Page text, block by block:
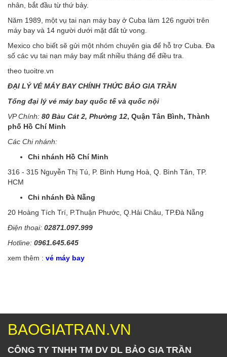
nhân, bắt đầu từ thứ bảy.
Năm 1989, một vụ tai nạn máy bay ở Cuba làm 126 người trên
máy bay và 14 người dưới mặt đất tử vong.
Mexico cho biết sẽ gửi một nhóm chuyên gia để hỗ trợ Cuba. Đa
số các vụ tai nạn máy bay mất nhiều tháng để điều tra.
theo tuoitre.vn
ĐẠI LÝ VÉ MÁY BAY CHÍNH THỨC BẢO GIA TRẦN
Tổng đại lý vé máy bay quốc tế và quốc nội
VP Chính: 80 Bàu Cát 2, Phường 12, Quận Tân Bình, Thành
phố Hồ Chí Minh
Các Chi nhánh:
Chi nhánh Hồ Chí Minh
316 - 315 Nguyễn Thị Tú, P. Bình Hưng Hoà, Q. Bình Tân, TP.
HCM
Chi nhánh Đà Nẵng
20 Hoàng Tích Trí, P.Thuận Phước, Q.Hải Châu, TP.Đà Nẵng
Điện thoại: 02871.097.999
Hotline: 0961.645.645
xem thêm : vé máy bay
BAOGIATRAN.VN
CÔNG TY TNHH TM DV DL BẢO GIA TRẦN